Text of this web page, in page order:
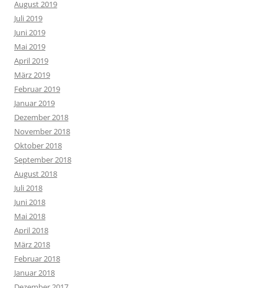
August 2019
Juli 2019
Juni 2019
Mai 2019
April 2019
März 2019
Februar 2019
Januar 2019
Dezember 2018
November 2018
Oktober 2018
September 2018
August 2018
Juli 2018
Juni 2018
Mai 2018
April 2018
März 2018
Februar 2018
Januar 2018